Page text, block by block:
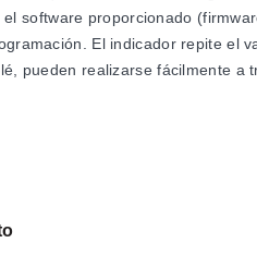
software proporcionado
El indicador repite el
pueden realizarse fácilmente a